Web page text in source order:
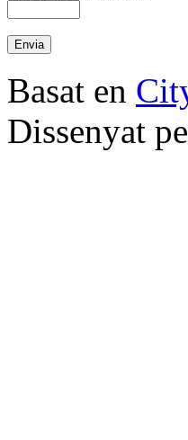
Basat en
Dissenyat